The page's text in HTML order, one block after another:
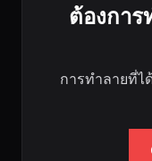
ต้องกา
การทำลายที่ไ